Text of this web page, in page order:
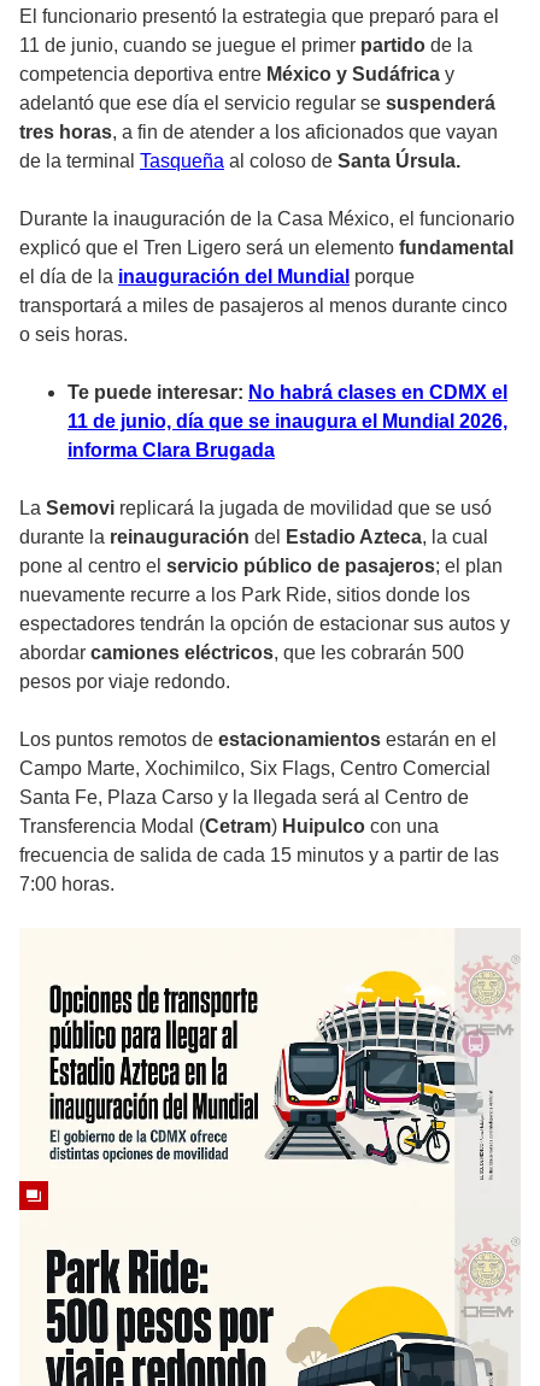
El funcionario presentó la estrategia que preparó para el
11 de junio, cuando se juegue el primer partido de la
competencia deportiva entre México y Sudáfrica y
adelantó que ese día el servicio regular se suspenderá
tres horas, a fin de atender a los aficionados que vayan
de la terminal Tasqueña al coloso de Santa Úrsula.
Durante la inauguración de la Casa México, el funcionario
explicó que el Tren Ligero será un elemento fundamental
el día de la inauguración del Mundial porque
transportará a miles de pasajeros al menos durante cinco
o seis horas.
Te puede interesar: No habrá clases en CDMX el
11 de junio, día que se inaugura el Mundial 2026,
informa Clara Brugada
La Semovi replicará la jugada de movilidad que se usó
durante la reinauguración del Estadio Azteca, la cual
pone al centro el servicio público de pasajeros; el plan
nuevamente recurre a los Park Ride, sitios donde los
espectadores tendrán la opción de estacionar sus autos y
abordar camiones eléctricos, que les cobrarán 500
pesos por viaje redondo.
Los puntos remotos de estacionamientos estarán en el
Campo Marte, Xochimilco, Six Flags, Centro Comercial
Santa Fe, Plaza Carso y la llegada será al Centro de
Transferencia Modal (Cetram) Huipulco con una
frecuencia de salida de cada 15 minutos y a partir de las
7:00 horas.